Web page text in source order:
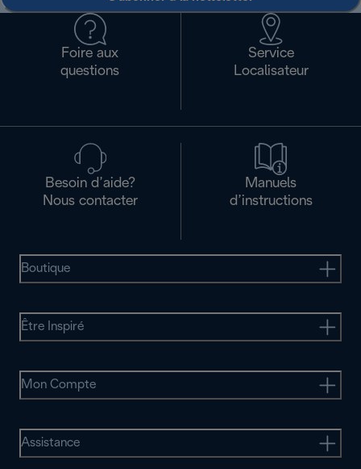
Foire aux
questions
Service
Localisateur
Besoin d’aide?
Nous contacter
Manuels
d’instructions
Boutique
Être Inspiré
Mon Compte
Assistance